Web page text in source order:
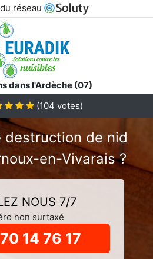
réseau
dans l'Ardèche (07)
(104 votes)
destruction de nid
en-Vivarais ?
NOUS 7/7
non surtaxé
14 76 17